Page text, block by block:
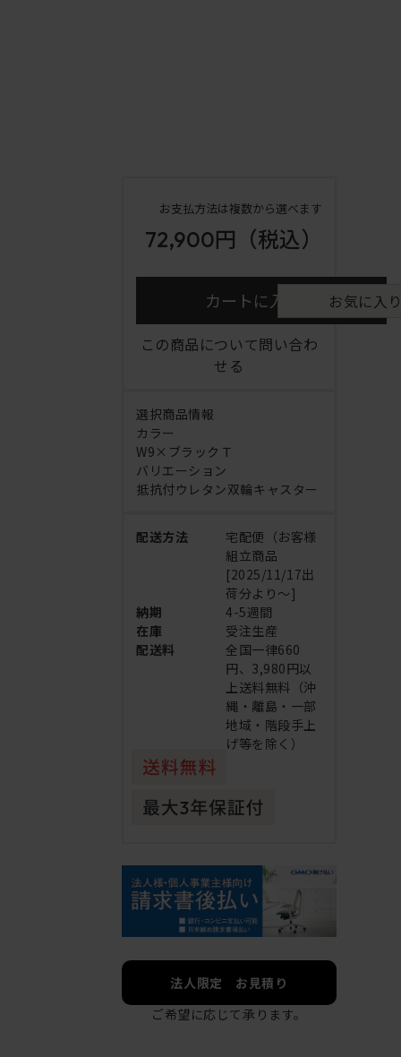
お支払方法は複数から選べます
72,900円 （税込）
カートに入れる お気に入
この商品について問い合わ
せる
選択商品情報
カラー
W9×ブラックＴ
バリエーション
抵抗付ウレタン双輪キャスター
配送方法
宅配便（お客様
組立商品
[2025/11/17出
荷分より～]
納期
4-5週間
在庫
受注生産
配送料
全国一律660
円、3,980円以
上送料無料（沖
縄・離島・一部
地域・階段手上
げ等を除く）
法人限定 お見積り
ご希望に応じて承ります。